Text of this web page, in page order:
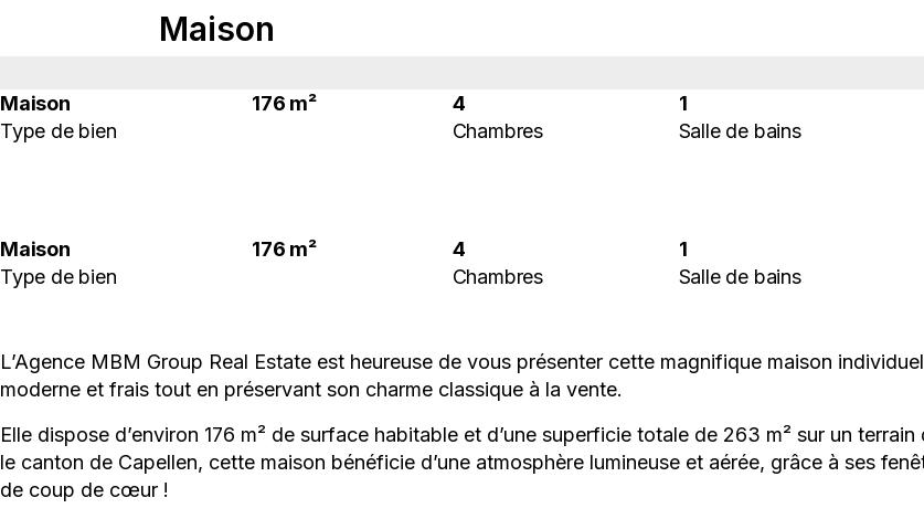
Maison
Maison
Type de bien
176 m²
4
Chambres
1
Salle de bains
Maison
Type de bien
176 m²
4
Chambres
1
Salle de bains
L’Agence MBM Group Real Estate est heureuse de vous présenter cette magnifique maison
moderne et frais tout en préservant son charme classique à la vente.
Elle dispose d’environ 176 m² de surface habitable et d’une superficie totale de 263 m² sur un
le canton de Capellen, cette maison bénéficie d’une atmosphère lumineuse et aérée, grâce à ses
de coup de cœur !